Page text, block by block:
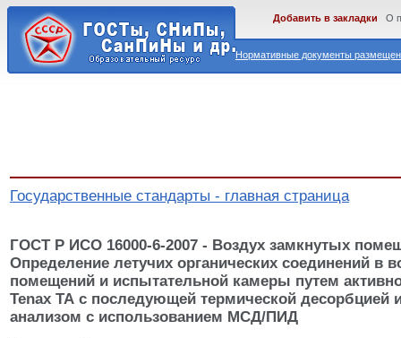
Нормативные документы
Добавить в закладки О
Государственные стандарты - главная страница
ГОСТ Р ИСО 16000-6-2007 - Воздух замкнутых
Определение летучих органических соединений в
помещений и испытательной камеры путем
Tenax ТА с последующей термической десорбцией
анализом с использованием МСД/ПИД